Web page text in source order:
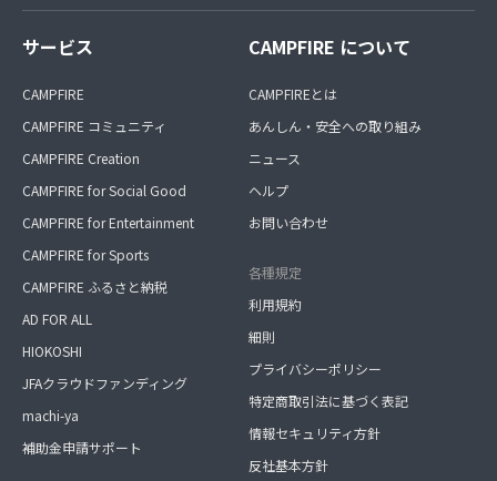
サービス
CAMPFIRE
CAMPFIRE コミュニティ
CAMPFIRE Creation
CAMPFIRE for Social Good
CAMPFIRE for Entertainment
CAMPFIRE for Sports
CAMPFIRE ふるさと納税
AD FOR ALL
HIOKOSHI
JFAクラウドファンディング
machi-ya
補助金申請サポート
CAMPFIRE について
CAMPFIREとは
あんしん・安全への取り組み
ニュース
ヘルプ
お問い合わせ
各種規定
利用規約
細則
プライバシーポリシー
特定商取引法に基づく表記
情報セキュリティ方針
反社基本方針